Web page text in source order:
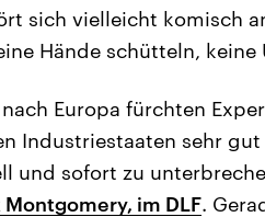
sich vielleicht komisch
Hände schütteln, keine
Europa fürchten
Industriestaaten sehr
und sofort zu
im DLF.